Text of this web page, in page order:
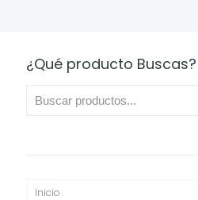
$64,900
¿Qué producto Buscas?
Inicio